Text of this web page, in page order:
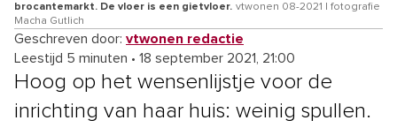
brocantemarkt. De vloer is een gietvloer. vtwonen 08-2021 | fotografie
Macha Gutlich
Geschreven door: vtwonen redactie
Leestijd 5 minuten • 18 september 2021, 21:00
Hoog op het wensenlijstje voor de
inrichting van haar huis: weinig spullen.